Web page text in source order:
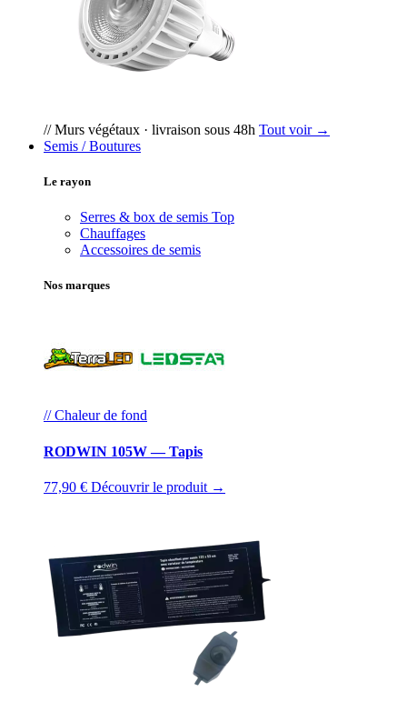
// Murs végétaux · livraison sous 48h Tout voir →
Semis / Boutures
Le rayon
Serres & box de semis Top
Chauffages
Accessoires de semis
Nos marques
// Chaleur de fond
RODWIN 105W — Tapis
77,90 € Découvrir le produit →